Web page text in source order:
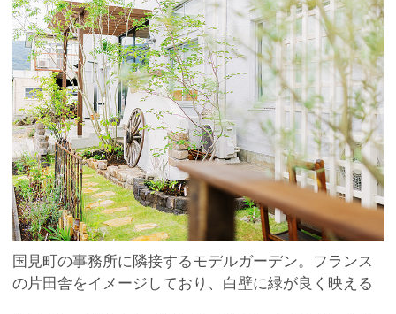
国見町の事務所に隣接するモデルガーデン。フランス
の片田舎をイメージしており、白壁に緑が良く映える